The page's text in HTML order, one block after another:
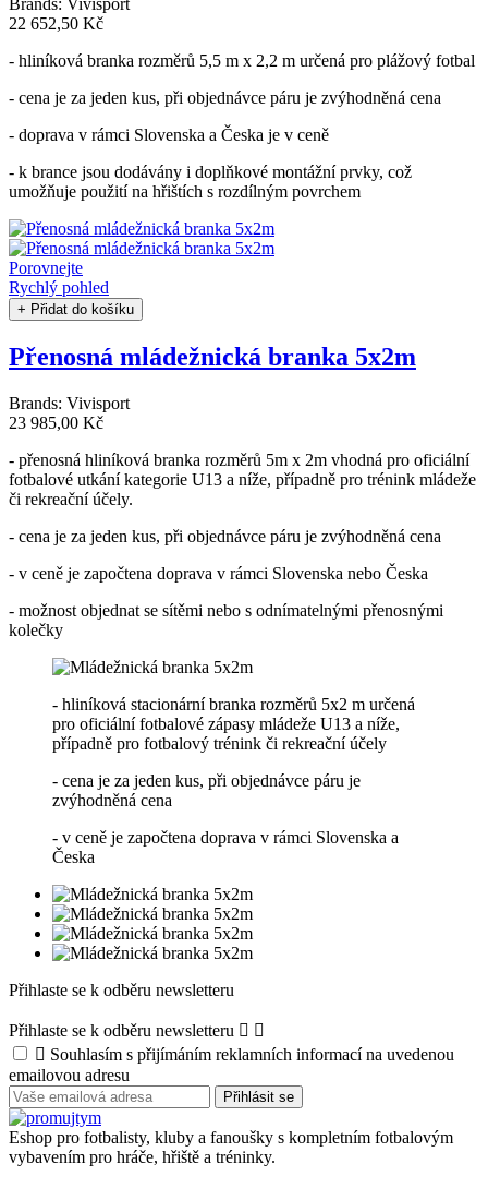
Brands: Vivisport
22 652,50 Kč
- hliníková branka rozměrů 5,5 m x 2,2 m určená pro plážový fotbal
- cena je za jeden kus, při objednávce páru je zvýhodněná cena
- doprava v rámci Slovenska a Česka je v ceně
- k brance jsou dodávány i doplňkové montážní prvky, což
umožňuje použití na hřištích s rozdílným povrchem
Porovnejte
Rychlý pohled
+ Přidat do košíku
Přenosná mládežnická branka 5x2m
Brands: Vivisport
23 985,00 Kč
- přenosná hliníková branka rozměrů 5m x 2m vhodná pro oficiální
fotbalové utkání kategorie U13 a níže, případně pro trénink mládeže
či rekreační účely.
- cena je za jeden kus, při objednávce páru je zvýhodněná cena
- v ceně je započtena doprava v rámci Slovenska nebo Česka
- možnost objednat se sítěmi nebo s odnímatelnými přenosnými
kolečky
- hliníková stacionární branka rozměrů 5x2 m určená
pro oficiální fotbalové zápasy mládeže U13 a níže,
případně pro fotbalový trénink či rekreační účely
- cena je za jeden kus, při objednávce páru je
zvýhodněná cena
- v ceně je započtena doprava v rámci Slovenska a
Česka
Přihlaste se k odběru newsletteru
Přihlaste se k odběru newsletteru  
 Souhlasím s přijímáním reklamních informací na uvedenou
emailovou adresu
Eshop pro fotbalisty, kluby a fanoušky s kompletním fotbalovým
vybavením pro hráče, hřiště a tréninky.